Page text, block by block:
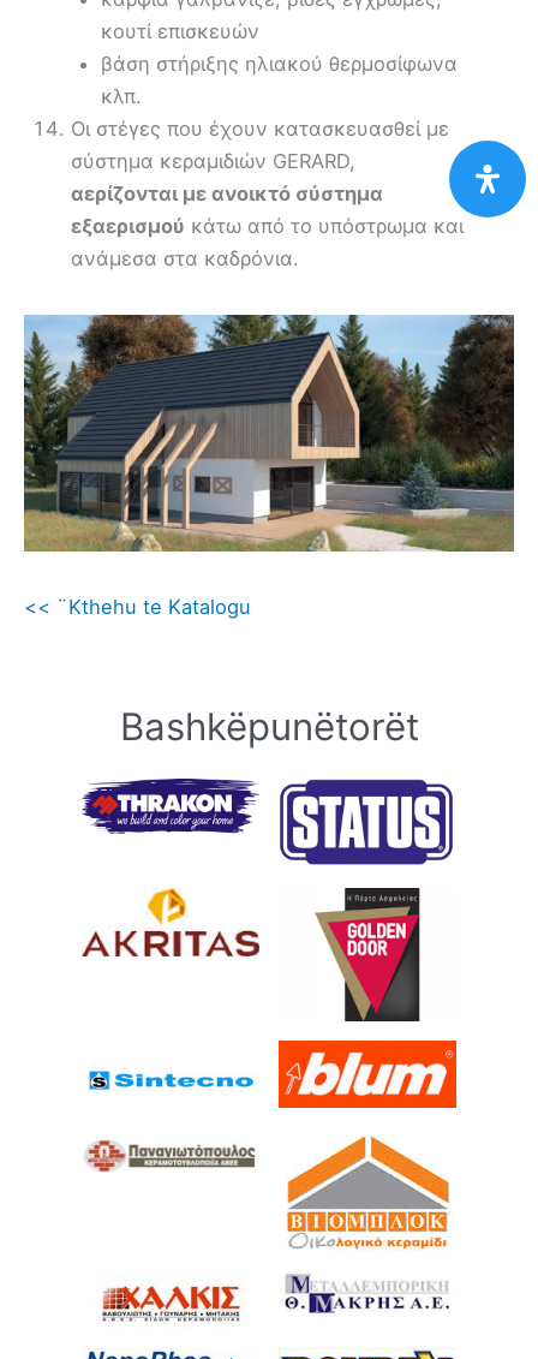
κουτί επισκευών
βάση στήριξης ηλιακού θερμοσίφωνα
κλπ.
Οι στέγες που έχουν κατασκευασθεί με
σύστημα κεραμιδιών GERARD,
αερίζονται με ανοικτό σύστημα
εξαερισμού κάτω από το υπόστρωμα και
ανάμεσα στα καδρόνια.
<< ¨Kthehu te Katalogu
Bashkëpunëtorët